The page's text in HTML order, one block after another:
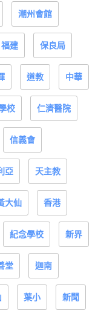
潮州會館
福建 保良局
道教 中華
校 仁濟醫院
信義會
亞 天主教
大仙 香港
紀念學校 新界
堂 迦南
葉小 新聞